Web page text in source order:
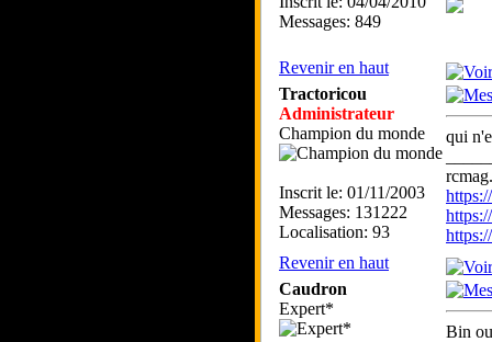
Messages: 849
Revenir en haut
Tractoricou
Administrateur
Champion du monde
Inscrit le: 01/11/2003
Messages: 131222
Localisation: 93
qui
Revenir en haut
Caudron
Expert*
Bin